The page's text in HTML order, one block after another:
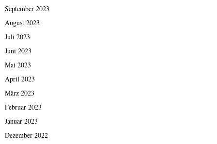
September 2023
August 2023
Juli 2023
Juni 2023
Mai 2023
April 2023
März 2023
Februar 2023
Januar 2023
Dezember 2022